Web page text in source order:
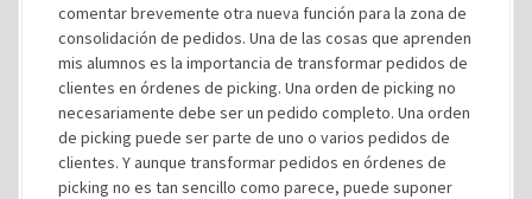
comentar brevemente otra nueva función para la zona de
consolidación de pedidos. Una de las cosas que aprenden
mis alumnos es la importancia de transformar pedidos de
clientes en órdenes de picking. Una orden de picking no
necesariamente debe ser un pedido completo. Una orden
de picking puede ser parte de uno o varios pedidos de
clientes. Y aunque transformar pedidos en órdenes de
picking no es tan sencillo como parece, puede suponer